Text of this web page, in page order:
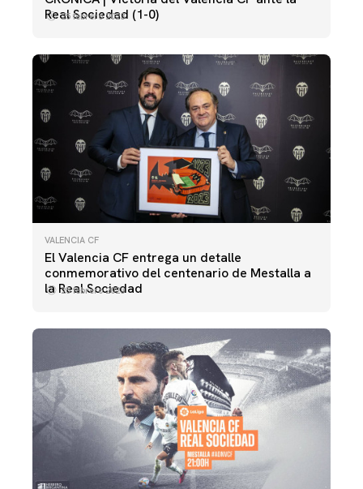
Real Sociedad (1-0)
25 febrero 2023
VALENCIA CF
El Valencia CF entrega un detalle
conmemorativo del centenario de Mestalla a
la Real Sociedad
25 febrero 2023